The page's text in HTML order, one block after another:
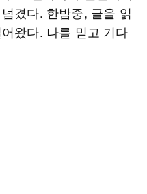
겼다. 한밤중, 글을 읽
왔다. 나를 믿고 기다